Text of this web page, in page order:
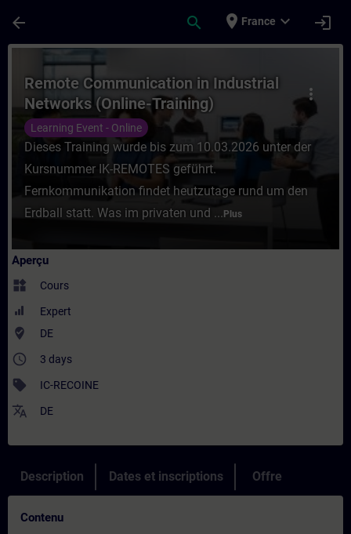
arrow_back search place France expand_more login
Cours - Remote Communication in
more_vert
Remote Communication in Industrial
Networks (Online-Training)
Learning Event - Online
Dieses Training wurde bis zum 10.03.2026 unter der
Kursnummer IK-REMOTES geführt.
Fernkommunikation findet heutzutage rund um den
Erdball statt. Was im privaten und ... Plus
Aperçu
widgets Cours
Expert
where_to_vote DE
access_time 3 days
sell IC-RECOINE
translate DE
Description Dates et inscriptions Offre
Contenu